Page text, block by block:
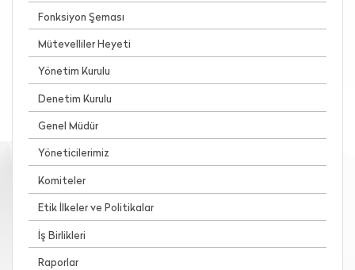
Fonksiyon Şeması
Mütevelliler Heyeti
Yönetim Kurulu
Denetim Kurulu
Genel Müdür
Yöneticilerimiz
Komiteler
Etik İlkeler ve Politikalar
İş Birlikleri
Raporlar